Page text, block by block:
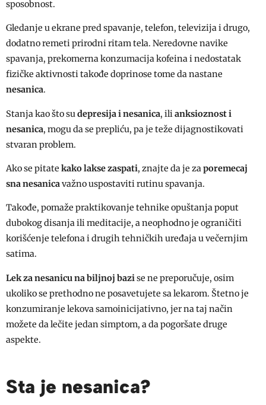
sposobnost.
Gledanje u ekrane pred spavanje, telefon, televizija i drugo,
dodatno remeti prirodni ritam tela. Neredovne navike
spavanja, prekomerna konzumacija kofeina i nedostatak
fizičke aktivnosti takođe doprinose tome da nastane
nesanica.
Stanja kao što su depresija i nesanica, ili anksioznost i
nesanica, mogu da se prepliću, pa je teže dijagnostikovati
stvaran problem.
Ako se pitate kako lakse zaspati, znajte da je zaporemecaj
sna nesanicavažno uspostaviti rutinu spavanja.
Takođe, pomaže praktikovanje tehnike opuštanja poput
dubokog disanja ili meditacije, a neophodno je ograničiti
korišćenje telefona i drugih tehničkih uređaja u večernjim
satima.
Lek za nesanicu na biljnoj bazise ne preporučuje, osim
ukoliko se prethodno ne posavetujete sa lekarom. Štetno je
konzumiranje lekova samoinicijativno, jer na taj način
možete da lečite jedan simptom, a da pogoršate druge
aspekte.
Sta je nesanica?